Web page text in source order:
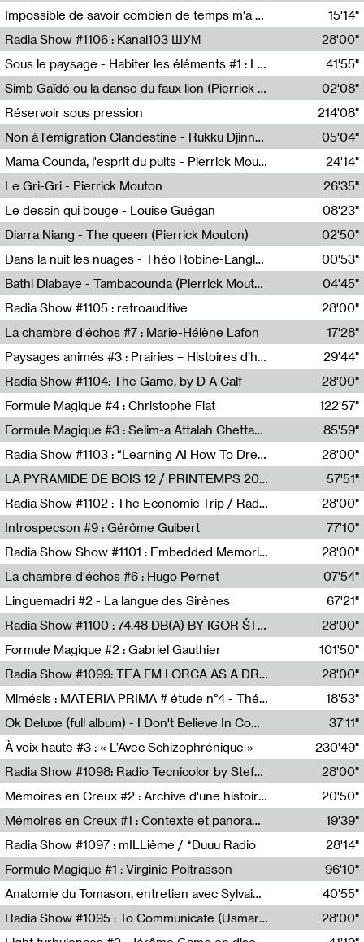
Nastassja Martin
Impossible de savoir combien de temps m'a échappé
Mélanie Blaison,Mateo Cuin
15'14"
Radia Show #1106 : Kanal103 ШУМ
Kanal103
28'00"
Sous le paysage - Habiter les éléments #1 : Les éléments et les débordements du vivant
Nastassja Martin
41'55"
Simb Gaïdé ou la danse du faux lion (Pierrick Mouton)
Pierrick Mouton,Simb Gaïdé
02'08"
Réservoir sous pression
214'08"
Non à l'émigration Clandestine - Rukku Djinne Squad (Eden Tinto Collins)
Eden Tinto Collins,Rukku Djinne
05'04"
Mama Counda, l'esprit du puits - Pierrick Mouton
Pierrick Mouton
24'14"
Le Gri-Gri - Pierrick Mouton
Pierrick Mouton
26'35"
Le dessin qui bouge - Louise Guégan
Louise Guégan
08'23"
Diarra Niang - The queen (Pierrick Mouton)
Pierrick Mouton,Diarra Niang
02'50"
Dans la nuit les nuages - Théo Robine-Langlois
Théo Robine-Langlois,LD Beat
00'53"
Bathi Diabaye - Tambacounda (Pierrick Mouton)
Pierrick Mouton,Bathi Diabaye
04'45"
Radia Show #1105 : retroauditive
Soundart Radio
28'00"
La chambre d'échos #7 : Marie-Hélène Lafon
Revue Les Chambres,Marie-Hélène Lafon
17'28"
Paysages animés #3 : Prairies – Histoires d’herbes et d’humains
Anne Simon
29'44"
Radia Show #1104: The Game, by D A Calf
Radio One NZ
28'00"
Formule Magique #4 : Christophe Fiat
Nathalie Lacroix
122'57"
Formule Magique #3 : Selim-a Attalah Chettaoui
Nathalie Lacroix,Selim-a Attalah Chettaoui
85'59"
Radia Show #1103 : “Learning AI How To Dream” by Sebastian Dingens (Radio Campus Bruxelles)
Radio Campus Bruxelles
28'00"
LA PYRAMIDE DE BOIS 12 / PRINTEMPS 2026
Sammy Stein
57'51"
Radia Show #1102 : The Economic Trip / Radio Grenouille
Radio Grenouille
28'00"
Introspecson #9 : Gérôme Guibert
Pierre Henry,Gérôme Guibert
77'10"
Radia Show Show #1101 : Embedded Memories by Jimmy Peggie / radioart106
Jimmy Peggie,radioart106
28'00"
La chambre d'échos #6 : Hugo Pernet
Revue Les Chambres,Hugo Pernet
07'54"
Linguemadri #2 - La langue des Sirènes
Meris Angioletti
67'21"
Radia Show #1100 : 74.48 DB(A) BY IGOR ŠTROMAJER FOR RADIO X
radio x
28'00"
Formule Magique #2 : Gabriel Gauthier
Nathalie Lacroix,Gabriel Gauthier
101'50"
Radia Show #1099: TEA FM LORCA AS A DREAM
TEAFM
28'00"
Mimésis : MATERIA PRIMA # étude n°4 - Théâtre de l’Aquarium
Francesco Russo,Scuola della Crisi
18'53"
Ok Deluxe (full album) - I Don't Believe In Computing
37'11"
À voix haute #3 : « L’Avec Schizophrénique »
230'49"
Radia Show #1098: Radio Tecnicolor by Stefan Nussbaumer & Georg Zichy (Radio Orange 94.0)
Radio Orange 94.0
28'00"
Mémoires en Creux #2 : Archive d'une histoire artistique
Sophie Auger-Grappin
20'50"
Mémoires en Creux #1 : Contexte et panorama
Sophie Auger-Grappin
19'39"
Radia Show #1097 : mILLième / *Duuu Radio
28'14"
Formule Magique #1 : Virginie Poitrasson
Nathalie Lacroix,Virginie Poitrasson
96'10"
Anatomie du Tomason, entretien avec Sylvain Cardonnel
Loraine Baud,Sylvain Cardonnel
40'55"
Radia Show #1095 : To Communicate (Usmaradio)
Usmaradio
28'00"